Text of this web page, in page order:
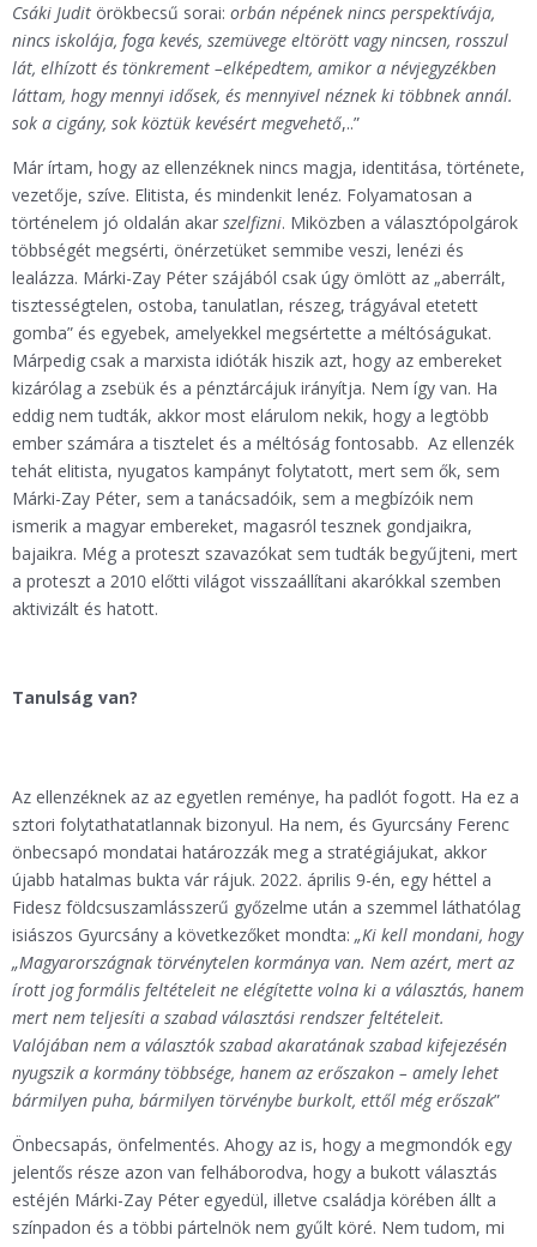
Csáki Judit örökbecsű sorai: orbán népének nincs perspektívája,
nincs iskolája, foga kevés, szemüvege eltörött vagy nincsen, rosszul
lát, elhízott és tönkrement –elképedtem, amikor a névjegyzékben
láttam, hogy mennyi idősek, és mennyivel néznek ki többnek annál.
sok a cigány, sok köztük kevésért megvehető,..”
Már írtam, hogy az ellenzéknek nincs magja, identitása, története,
vezetője, szíve. Elitista, és mindenkit lenéz. Folyamatosan a
történelem jó oldalán akar szelfizni. Miközben a választópolgárok
többségét megsérti, önérzetüket semmibe veszi, lenézi és
lealázza. Márki-Zay Péter szájából csak úgy ömlött az „aberrált,
tisztességtelen, ostoba, tanulatlan, részeg, trágyával etetett
gomba” és egyebek, amelyekkel megsértette a méltóságukat.
Márpedig csak a marxista idióták hiszik azt, hogy az embereket
kizárólag a zsebük és a pénztárcájuk irányítja. Nem így van. Ha
eddig nem tudták, akkor most elárulom nekik, hogy a legtöbb
ember számára a tisztelet és a méltóság fontosabb. Az ellenzék
tehát elitista, nyugatos kampányt folytatott, mert sem ők, sem
Márki-Zay Péter, sem a tanácsadóik, sem a megbízóik nem
ismerik a magyar embereket, magasról tesznek gondjaikra,
bajaikra. Még a proteszt szavazókat sem tudták begyűjteni, mert
a proteszt a 2010 előtti világot visszaállítani akarókkal szemben
aktivizált és hatott.
Tanulság van?
Az ellenzéknek az az egyetlen reménye, ha padlót fogott. Ha ez a
sztori folytathatatlannak bizonyul. Ha nem, és Gyurcsány Ferenc
önbecsapó mondatai határozzák meg a stratégiájukat, akkor
újabb hatalmas bukta vár rájuk. 2022. április 9-én, egy héttel a
Fidesz földcsuszamlásszerű győzelme után a szemmel láthatólag
isiászos Gyurcsány a következőket mondta: „Ki kell mondani, hogy
„Magyarországnak törvénytelen kormánya van. Nem azért, mert az
írott jog formális feltételeit ne elégítette volna ki a választás, hanem
mert nem teljesíti a szabad választási rendszer feltételeit.
Valójában nem a választók szabad akaratának szabad kifejezésén
nyugszik a kormány többsége, hanem az erőszakon – amely lehet
bármilyen puha, bármilyen törvénybe burkolt, ettől még erőszak”
Önbecsapás, önfelmentés. Ahogy az is, hogy a megmondók egy
jelentős része azon van felháborodva, hogy a bukott választás
estéjén Márki-Zay Péter egyedül, illetve családja körében állt a
színpadon és a többi pártelnök nem gyűlt köré. Nem tudom, mi